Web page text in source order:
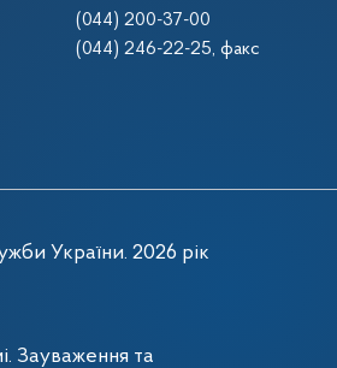
(044) 200-37-00
(044) 246-22-25, факс
України. 2026 рік
Зауваження та